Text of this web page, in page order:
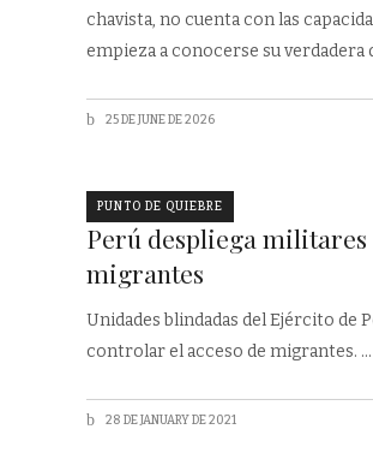
chavista, no cuenta con las
empieza a conocerse su verdadera
25 DE JUNE DE 2026
PUNTO DE QUIEBRE
Perú despliega
migrantes
Unidades blindadas del Ejército de
controlar el acceso de migrantes.
28 DE JANUARY DE 2021